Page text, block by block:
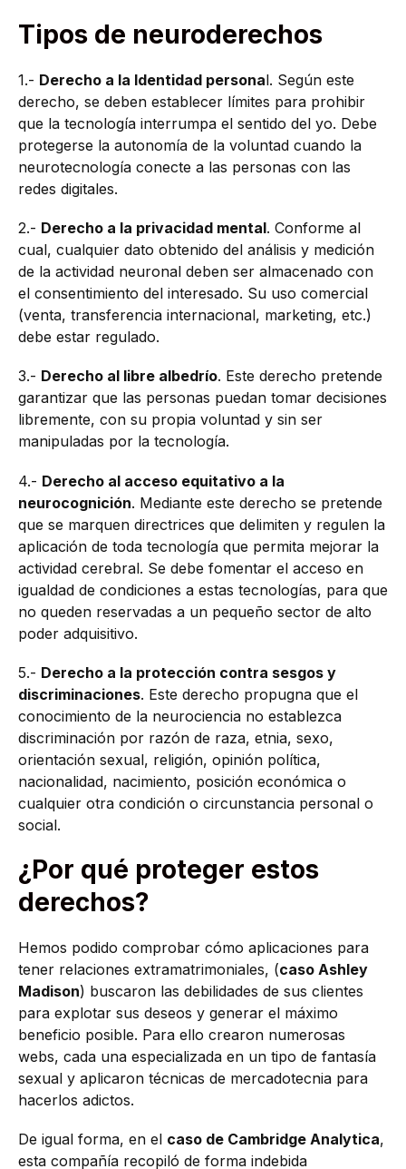
Tipos de neuroderechos
1.- Derecho a la Identidad personal. Según este
derecho, se deben establecer límites para prohibir
que la tecnología interrumpa el sentido del yo. Debe
protegerse la autonomía de la voluntad cuando la
neurotecnología conecte a las personas con las
redes digitales.
2.- Derecho a la privacidad mental. Conforme al
cual, cualquier dato obtenido del análisis y medición
de la actividad neuronal deben ser almacenado con
el consentimiento del interesado. Su uso comercial
(venta, transferencia internacional, marketing, etc.)
debe estar regulado.
3.- Derecho al libre albedrío. Este derecho pretende
garantizar que las personas puedan tomar decisiones
libremente, con su propia voluntad y sin ser
manipuladas por la tecnología.
4.- Derecho al acceso equitativo a la
neurocognición. Mediante este derecho se pretende
que se marquen directrices que delimiten y regulen la
aplicación de toda tecnología que permita mejorar la
actividad cerebral. Se debe fomentar el acceso en
igualdad de condiciones a estas tecnologías, para que
no queden reservadas a un pequeño sector de alto
poder adquisitivo.
5.- Derecho a la protección contra sesgos y
discriminaciones. Este derecho propugna que el
conocimiento de la neurociencia no establezca
discriminación por razón de raza, etnia, sexo,
orientación sexual, religión, opinión política,
nacionalidad, nacimiento, posición económica o
cualquier otra condición o circunstancia personal o
social.
¿Por qué proteger estos
derechos?
Hemos podido comprobar cómo aplicaciones para
tener relaciones extramatrimoniales, (caso Ashley
Madison) buscaron las debilidades de sus clientes
para explotar sus deseos y generar el máximo
beneficio posible. Para ello crearon numerosas
webs, cada una especializada en un tipo de fantasía
sexual y aplicaron técnicas de mercadotecnia para
hacerlos adictos.
De igual forma, en el caso de Cambridge Analytica,
esta compañía recopiló de forma indebida